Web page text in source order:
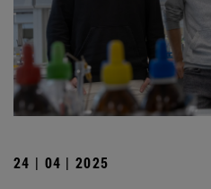
24 | 04 | 2025